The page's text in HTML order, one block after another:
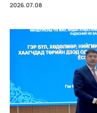
2026.07.08